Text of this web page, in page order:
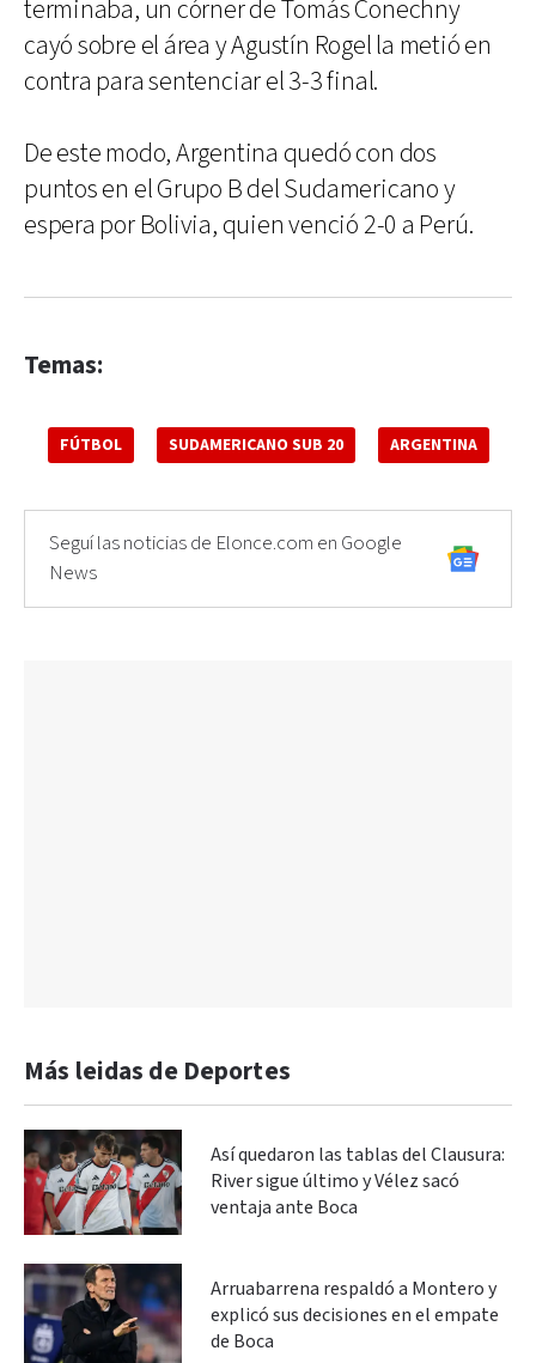
terminaba, un córner de Tomás Conechny
cayó sobre el área y Agustín Rogel la metió en
contra para sentenciar el 3-3 final.
De este modo, Argentina quedó con dos
puntos en el Grupo B del Sudamericano y
espera por Bolivia, quien venció 2-0 a Perú.
Temas:
FÚTBOL SUDAMERICANO SUB 20 ARGENTINA
Seguí las noticias de Elonce.com en Google
News
Más leidas de Deportes
Así quedaron las tablas del Clausura:
River sigue último y Vélez sacó
ventaja ante Boca
Arruabarrena respaldó a Montero y
explicó sus decisiones en el empate
de Boca